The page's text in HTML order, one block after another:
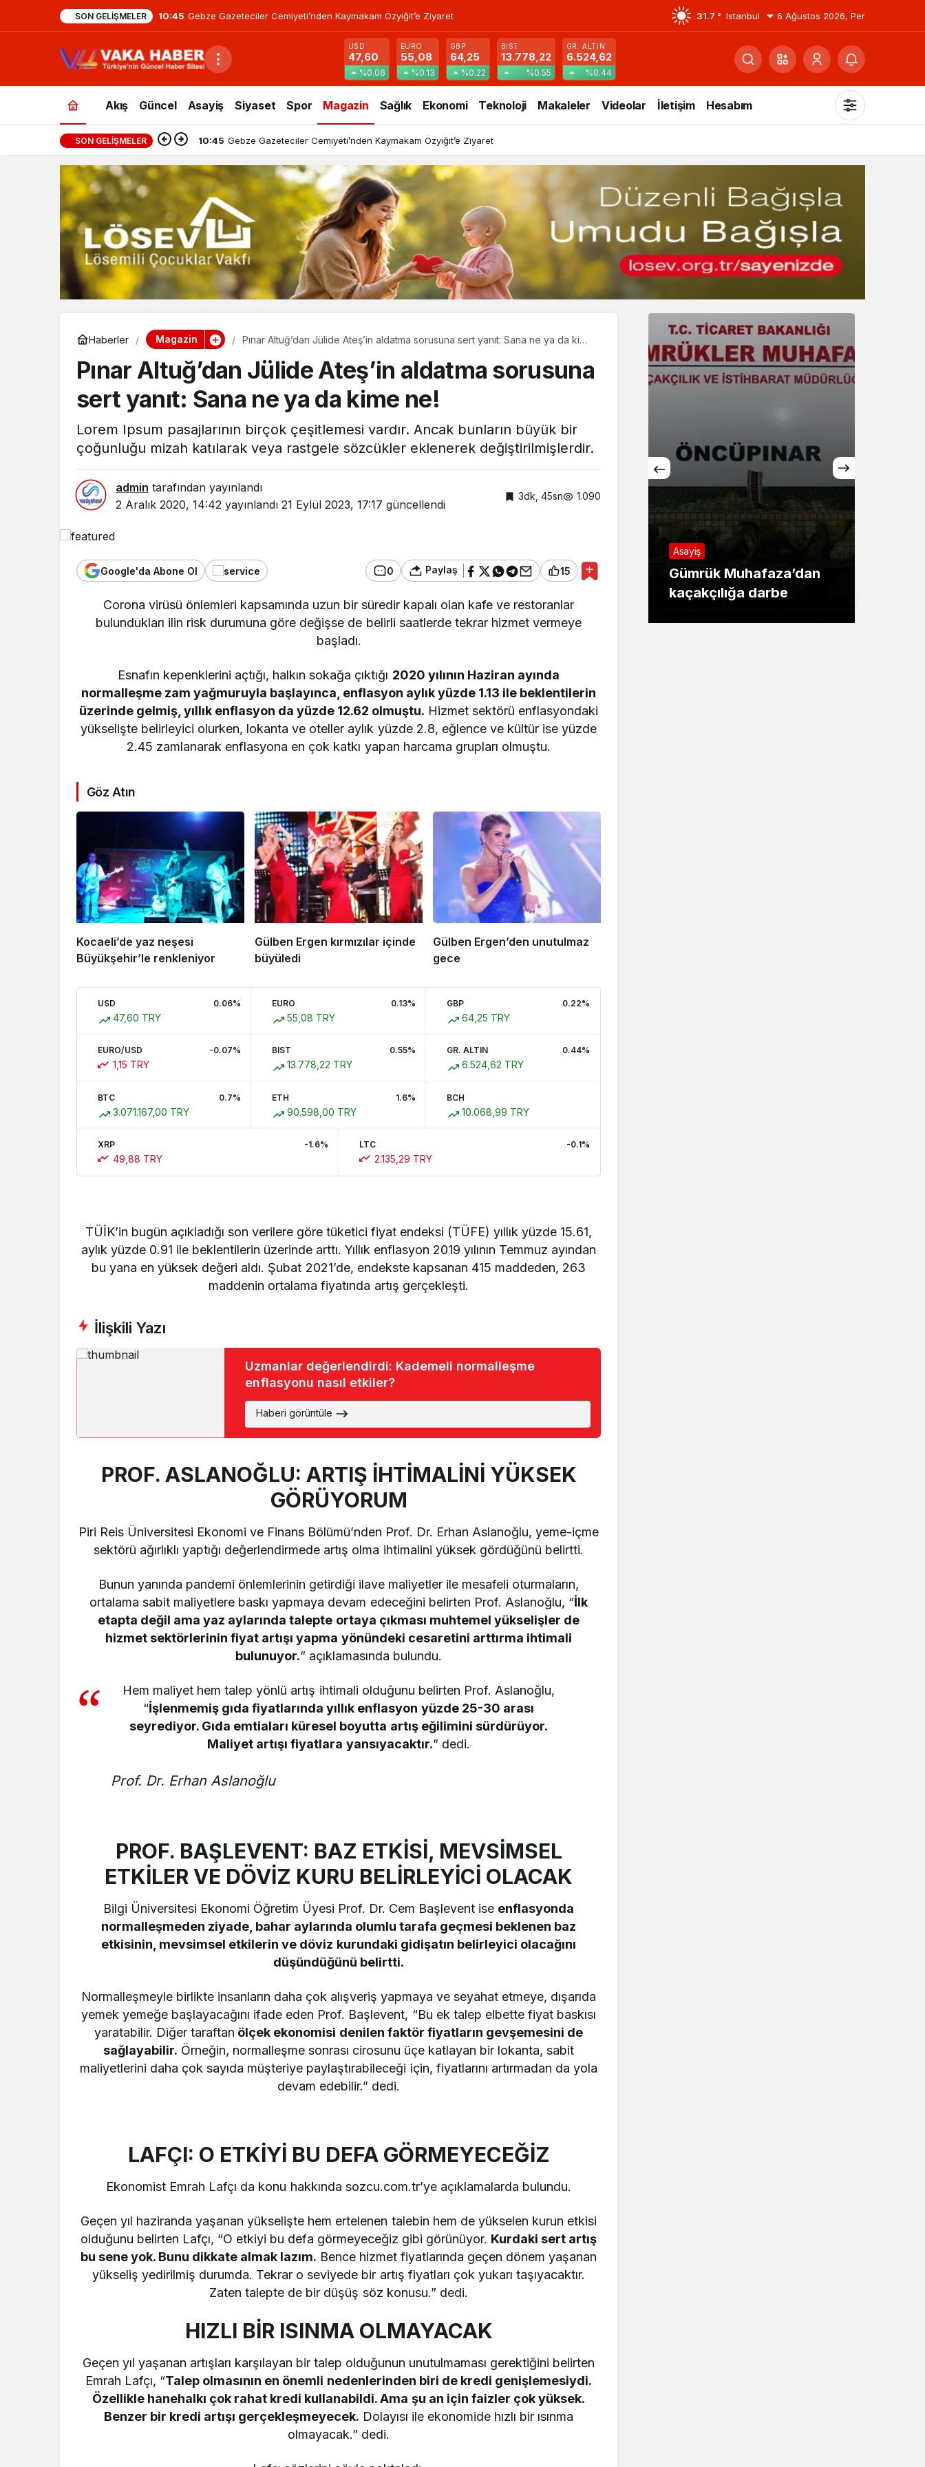
SON GELIŞMELER 10:45 Gebze Gazeteciler Cemiyeti’nden Kaymakam Özyiğit’e Ziyaret 31.7 ° Istanbul 6 Ağustos 2026, Per
USD
47,60
%0.06
EURO
55,08
%0.13
GBP
64,25
%0.22
BIST
13.778,22
%0.55
GR. ALTIN
6.524,62
%0.44
Akış Güncel Asayiş Siyaset Spor Magazin Sağlık Ekonomi Teknoloji Makaleler Videolar İletişim Hesabım
Mod
değiştir
Gündüz modunu seçin.
Gece Modu
Sistem Modu
Sistem modunu seçin.
SON GELIŞMELER 10:45 Gebze Gazeteciler Cemiyeti’nden Kaymakam Özyiğit’e Ziyaret
Haberler Magazin
Pınar Altuğ’dan Jülide Ateş’in aldatma sorusuna sert yanıt: Sana ne ya da kime
Pınar Altuğ’dan Jülide Ateş’in aldatma sorusuna
sert yanıt: Sana ne ya da kime ne!
Lorem Ipsum pasajlarının birçok çeşitlemesi vardır. Ancak bunların büyük bir
çoğunluğu mizah katılarak veya rastgele sözcükler eklenerek değiştirilmişlerdir.
admin tarafından yayınlandı
2 Aralık 2020, 14:42 yayınlandı 21 Eylül 2023, 17:17 güncellendi
3dk, 45sn 1.090
Google'da Abone Ol 0 Paylaş 15
Corona virüsü önlemleri kapsamında uzun bir süredir kapalı olan kafe ve restoranlar
bulundukları ilin risk durumuna göre değişse de belirli saatlerde tekrar hizmet vermeye
başladı.
Esnafın kepenklerini açtığı, halkın sokağa çıktığı 2020 yılının Haziran ayında
normalleşme zam yağmuruyla başlayınca, enflasyon aylık yüzde 1.13 ile beklentilerin
üzerinde gelmiş, yıllık enflasyon da yüzde 12.62 olmuştu. Hizmet sektörü enflasyondaki
yükselişte belirleyici olurken, lokanta ve oteller aylık yüzde 2.8, eğlence ve kültür ise yüzde
2.45 zamlanarak enflasyona en çok katkı yapan harcama grupları olmuştu.
Göz Atın
Kocaeli’de yaz neşesi
Büyükşehir’le renkleniyor
Gülben Ergen kırmızılar içinde
büyüledi
Gülben Ergen’den unutulmaz
gece
USD 0.06%
47,60 TRY
EURO 0.13%
55,08 TRY
GBP 0.22%
64,25 TRY
EURO/USD -0.07%
1,15 TRY
BIST 0.55%
13.778,22 TRY
GR. ALTIN 0.44%
6.524,62 TRY
BTC 0.7%
3.071.167,00 TRY
ETH 1.6%
90.598,00 TRY
BCH
10.068,99 TRY
XRP -1.6%
49,88 TRY
LTC -0.1%
2.135,29 TRY
TÜİK’in bugün açıkladığı son verilere göre tüketici fiyat endeksi (TÜFE) yıllık yüzde 15.61,
aylık yüzde 0.91 ile beklentilerin üzerinde arttı. Yıllık enflasyon 2019 yılının Temmuz ayından
bu yana en yüksek değeri aldı. Şubat 2021’de, endekste kapsanan 415 maddeden, 263
maddenin ortalama fiyatında artış gerçekleşti.
İlişkili Yazı
Uzmanlar değerlendirdi: Kademeli normalleşme
enflasyonu nasıl etkiler?
Haberi görüntüle
PROF. ASLANOĞLU: ARTIŞ İHTİMALİNİ YÜKSEK
GÖRÜYORUM
Piri Reis Üniversitesi Ekonomi ve Finans Bölümü’nden Prof. Dr. Erhan Aslanoğlu, yeme-içme
sektörü ağırlıklı yaptığı değerlendirmede artış olma ihtimalini yüksek gördüğünü belirtti.
Bunun yanında pandemi önlemlerinin getirdiği ilave maliyetler ile mesafeli oturmaların,
ortalama sabit maliyetlere baskı yapmaya devam edeceğini belirten Prof. Aslanoğlu, “İlk
etapta değil ama yaz aylarında talepte ortaya çıkması muhtemel yükselişler de
hizmet sektörlerinin fiyat artışı yapma yönündeki cesaretini arttırma ihtimali
bulunuyor.” açıklamasında bulundu.
Hem maliyet hem talep yönlü artış ihtimali olduğunu belirten Prof. Aslanoğlu,
“İşlenmemiş gıda fiyatlarında yıllık enflasyon yüzde 25-30 arası
seyrediyor. Gıda emtiaları küresel boyutta artış eğilimini sürdürüyor.
Maliyet artışı fiyatlara yansıyacaktır.” dedi.
Prof. Dr. Erhan Aslanoğlu
PROF. BAŞLEVENT: BAZ ETKİSİ, MEVSİMSEL
ETKİLER VE DÖVİZ KURU BELİRLEYİCİ OLACAK
Bilgi Üniversitesi Ekonomi Öğretim Üyesi Prof. Dr. Cem Başlevent ise enflasyonda
normalleşmeden ziyade, bahar aylarında olumlu tarafa geçmesi beklenen baz
etkisinin, mevsimsel etkilerin ve döviz kurundaki gidişatın belirleyici olacağını
düşündüğünü belirtti.
Normalleşmeyle birlikte insanların daha çok alışveriş yapmaya ve seyahat etmeye, dışarıda
yemek yemeğe başlayacağını ifade eden Prof. Başlevent, “Bu ek talep elbette fiyat baskısı
yaratabilir. Diğer taraftan ölçek ekonomisi denilen faktör fiyatların gevşemesini de
sağlayabilir. Örneğin, normalleşme sonrası cirosunu üçe katlayan bir lokanta, sabit
maliyetlerini daha çok sayıda müşteriye paylaştırabileceği için, fiyatlarını artırmadan da yola
devam edebilir.” dedi.
LAFÇI: O ETKİYİ BU DEFA GÖRMEYECEĞİZ
Ekonomist Emrah Lafçı da konu hakkında sozcu.com.tr’ye açıklamalarda bulundu.
Geçen yıl haziranda yaşanan yükselişte hem ertelenen talebin hem de yükselen kurun etkisi
olduğunu belirten Lafçı, “O etkiyi bu defa görmeyeceğiz gibi görünüyor. Kurdaki sert artış
bu sene yok. Bunu dikkate almak lazım. Bence hizmet fiyatlarında geçen dönem yaşanan
yükseliş yedirilmiş durumda. Tekrar o seviyede bir artış fiyatları çok yukarı taşıyacaktır.
Zaten talepte de bir düşüş söz konusu.” dedi.
HIZLI BİR ISINMA OLMAYACAK
Geçen yıl yaşanan artışları karşılayan bir talep olduğunun unutulmaması gerektiğini belirten
Emrah Lafçı, “Talep olmasının en önemli nedenlerinden biri de kredi genişlemesiydi.
Özellikle hanehalkı çok rahat kredi kullanabildi. Ama şu an için faizler çok yüksek.
Benzer bir kredi artışı gerçekleşmeyecek. Dolayısı ile ekonomide hızlı bir ısınma
olmayacak.” dedi.
Kaymakam Özyiğit’e
Asayiş
Gümrük Muhafaza’dan
kaçakçılığa darbe